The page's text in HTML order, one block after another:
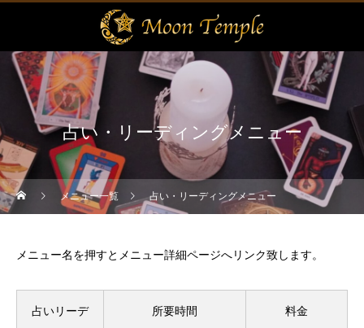
占い・リーディングメニュー
メニュー一覧 占い・リーディングメニュー
メニュー名を押すとメニュー詳細ページへリンク致します。
占いリーデ
所要時間 料金